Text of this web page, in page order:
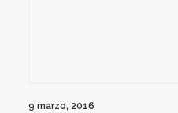
9 marzo, 2016